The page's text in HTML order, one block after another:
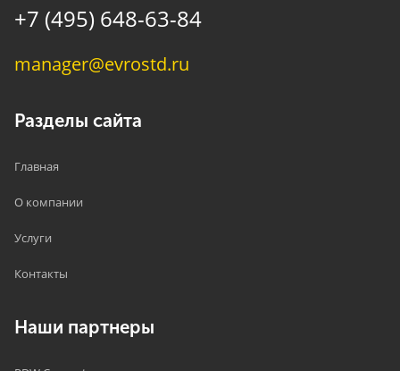
+7 (495) 648-63-84
manager@evrostd.ru
Разделы сайта
Главная
О компании
Услуги
Контакты
Наши партнеры